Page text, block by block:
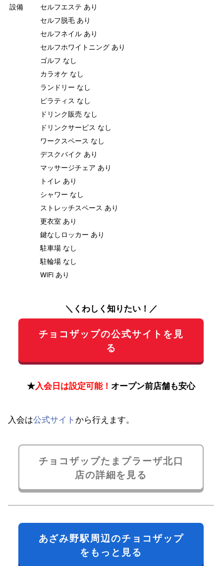
設備
セルフエステ あり
セルフ脱毛 あり
セルフネイル あり
セルフホワイトニング あり
ゴルフ なし
カラオケ なし
ランドリー なし
ピラティス なし
ドリンク販売 なし
ドリンクサービス なし
ワークスペース なし
デスクバイク あり
マッサージチェア あり
トイレ あり
シャワー なし
ストレッチスペース あり
更衣室 あり
鍵なしロッカー あり
駐車場 なし
駐輪場 なし
WiFi あり
＼くわしく知りたい！／
チョコザップの公式サイトを見
る
★入会日は設定可能！ オープン前店舗も安心
入会は公式サイト から行えます。
チョコザップたまプラーザ北口
店の詳細を見る
あざみ野駅周辺のチョコザップ
をもっと見る